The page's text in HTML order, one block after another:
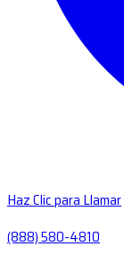
Haz Clic para Llamar
(888) 580-4810